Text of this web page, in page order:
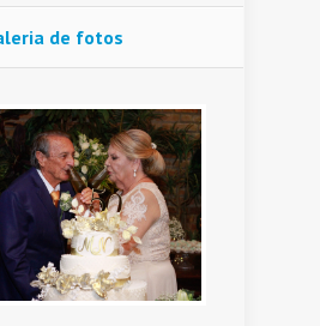
de fotos